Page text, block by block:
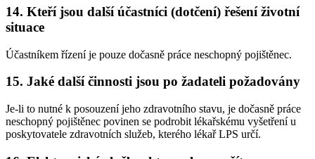
14. Kteří jsou další účastníci (dotčení) řešení životní
situace
Účastníkem řízení je pouze dočasně práce neschopný pojištěnec.
15. Jaké další činnosti jsou po žadateli požadovány
Je-li to nutné k posouzení jeho zdravotního stavu, je dočasně práce
neschopný pojištěnec povinen se podrobit lékařskému vyšetření u
poskytovatele zdravotních služeb, kterého lékař LPS určí.